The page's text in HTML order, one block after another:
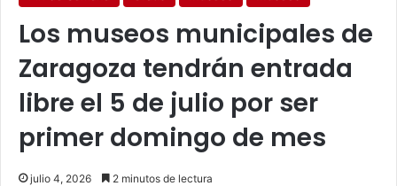
Los museos municipales de
Zaragoza tendrán entrada
libre el 5 de julio por ser
primer domingo de mes
julio 4, 2026 2 minutos de lectura